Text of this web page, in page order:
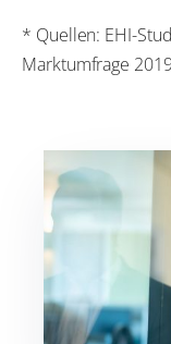
* Quellen: EHI-
Marktumfrage 2019